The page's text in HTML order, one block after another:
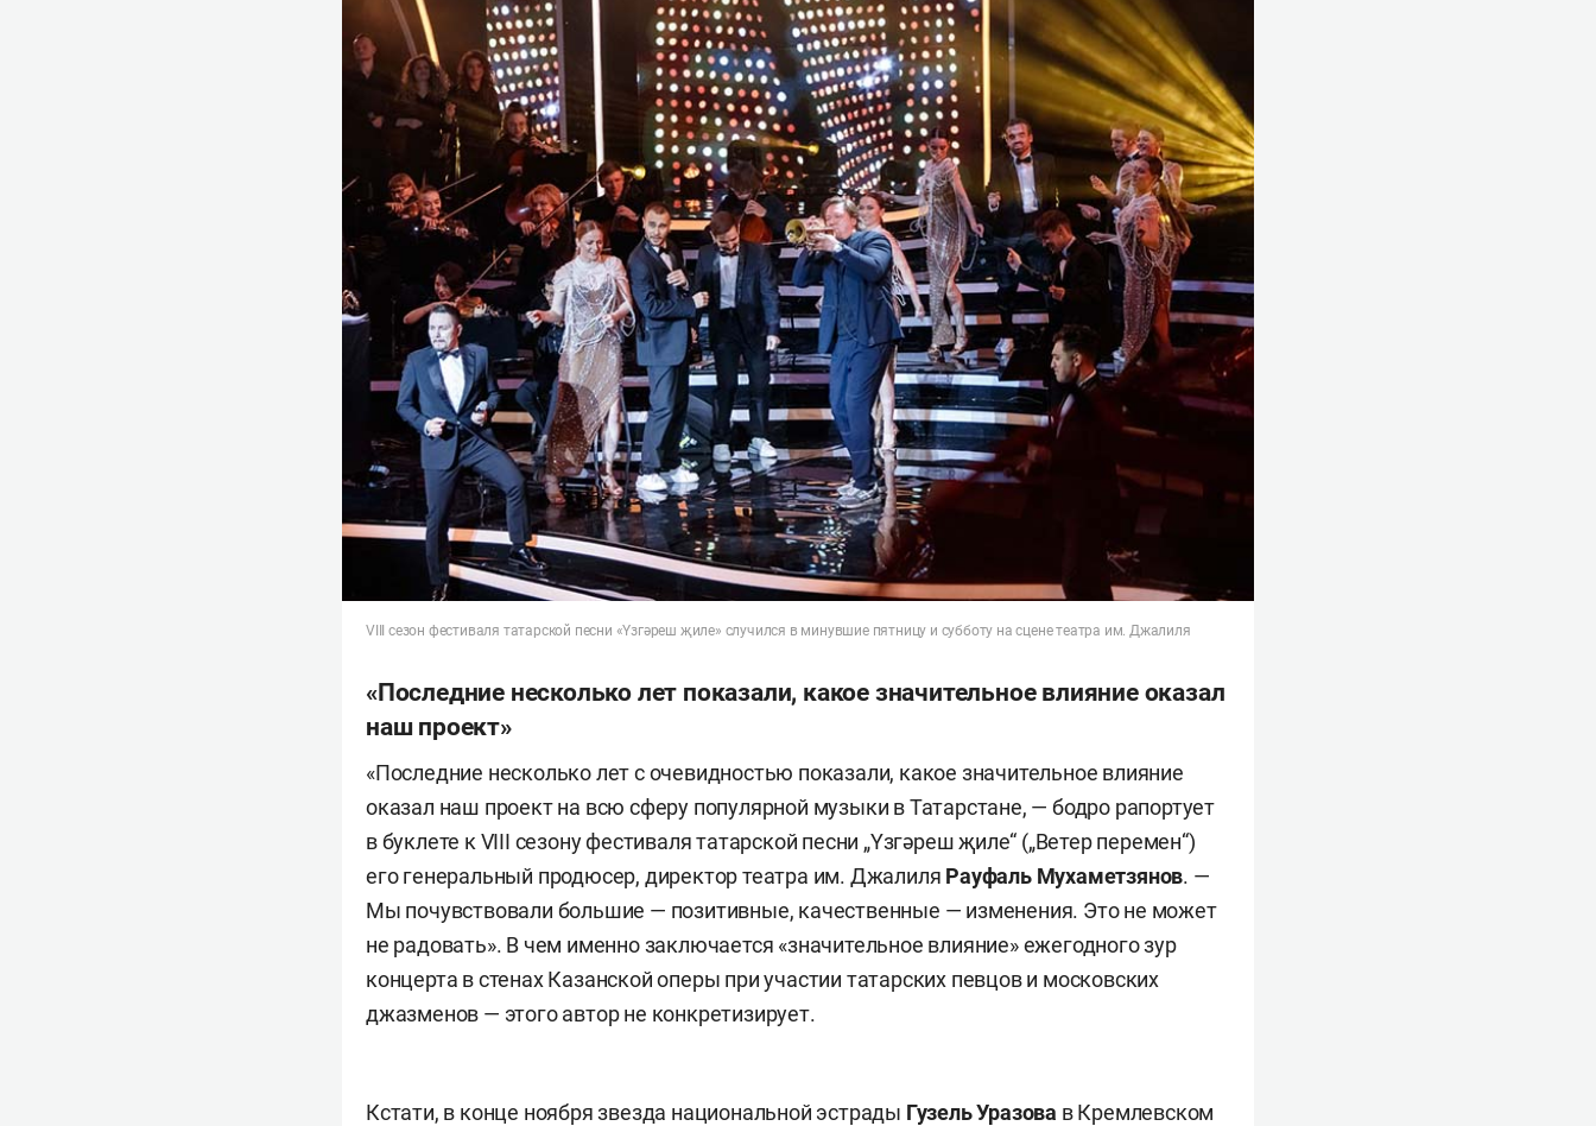
VIII сезон фестиваля татарской песни «Yзгәреш җиле» случился в минувшие пятницу и субботу на сцене театра им. Джалиля
«Последние несколько лет показали, какое значительное влияние оказал
наш проект»
«Последние несколько лет с очевидностью показали, какое значительное влияние
оказал наш проект на всю сферу популярной музыки в Татарстане, — бодро рапортует
в буклете к VIII сезону фестиваля татарской песни „Yзгәреш җиле“ („Ветер перемен“)
его генеральный продюсер, директор театра им. Джалиля Рауфаль Мухаметзянов. —
Мы почувствовали большие — позитивные, качественные — изменения. Это не может
не радовать». В чем именно заключается «значительное влияние» ежегодного зур
концерта в стенах Казанской оперы при участии татарских певцов и московских
джазменов — этого автор не конкретизирует.
Кстати, в конце ноября звезда национальной эстрады Гузель Уразова в Кремлевском